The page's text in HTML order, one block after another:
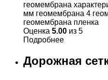
Оценка 5.00 из 5
Подробнее
Дорожная